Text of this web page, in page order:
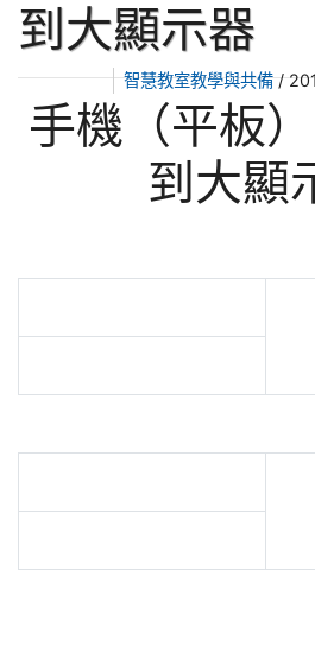
到大顯示器
智慧教室教學與共備/
手機（平板
到大顯